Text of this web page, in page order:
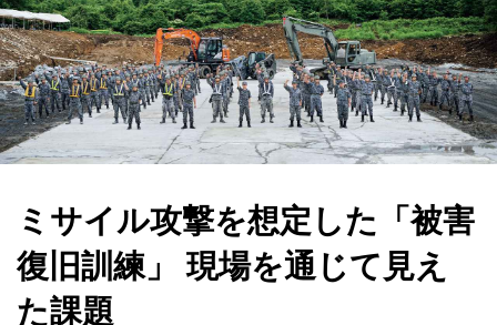
ミサイル攻撃を想定した「被害
復旧訓練」 現場を通じて見え
た課題